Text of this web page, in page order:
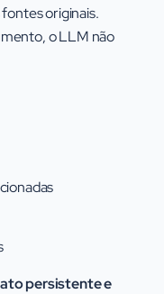
originais.
o LLM não
persistente e